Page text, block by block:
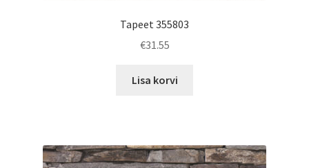
Tapeet 355803
€31.55
Lisa korvi